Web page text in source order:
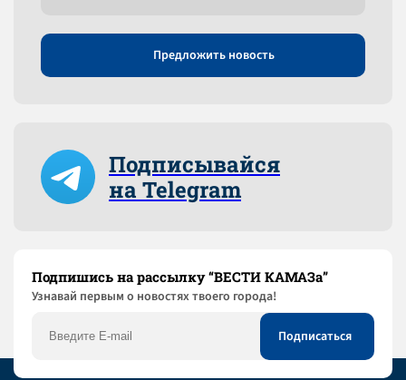
Предложить новость
Подписывайся
на Telegram
Подпишись на рассылку “ВЕСТИ КАМАЗа”
Узнaвай первым о новостях твоего города!